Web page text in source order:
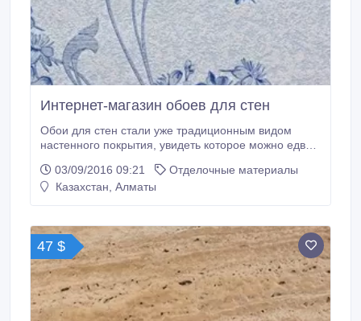
Интернет-магазин обоев для стен
Обои для стен стали уже традиционным видом
настенного покрытия, увидеть которое можно едва
обои для стен – это не просто полоски материала,
которые клеятся на стену. Скорее, это полноценный
03/09/2016 09:21
Отделочные материалы
Казахстан, Алматы
47 $